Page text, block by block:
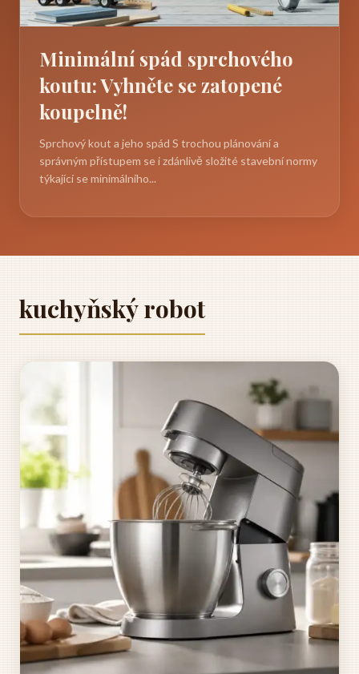
Minimální spád sprchového
koutu: Vyhněte se zatopené
koupelně!
Sprchový kout a jeho spád S trochou plánování a
správným přístupem se i zdánlivě složité stavební normy
týkající se minimálního...
kuchyňský robot